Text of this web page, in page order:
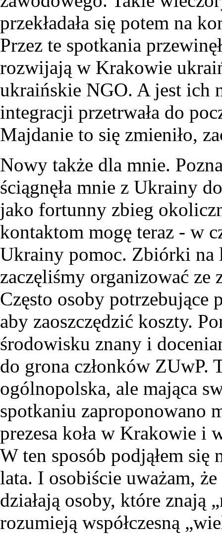
przekładała się potem na
Przez te spotkania
rozwijają w Krakowie
ukraińskie NGO. A jest ich
integracji przetrwała do
Majdanie to się zmieniło,
Nowy także dla mnie.
ściągnęła mnie z Ukrainy
jako fortunny zbieg
kontaktom mogę teraz - w
Ukrainy pomoc. Zbiórki na
zaczęliśmy organizować
Często osoby potrzebujące
aby zaoszczędzić koszty.
środowisku znany i
do grona członków ZUwP.
ogólnopolska, ale mająca
spotkaniu zaproponowano
prezesa koła w Krakowie i
W ten sposób podjąłem
lata. I osobiście uważam,
działają osoby, które znają
rozumieją współczesną